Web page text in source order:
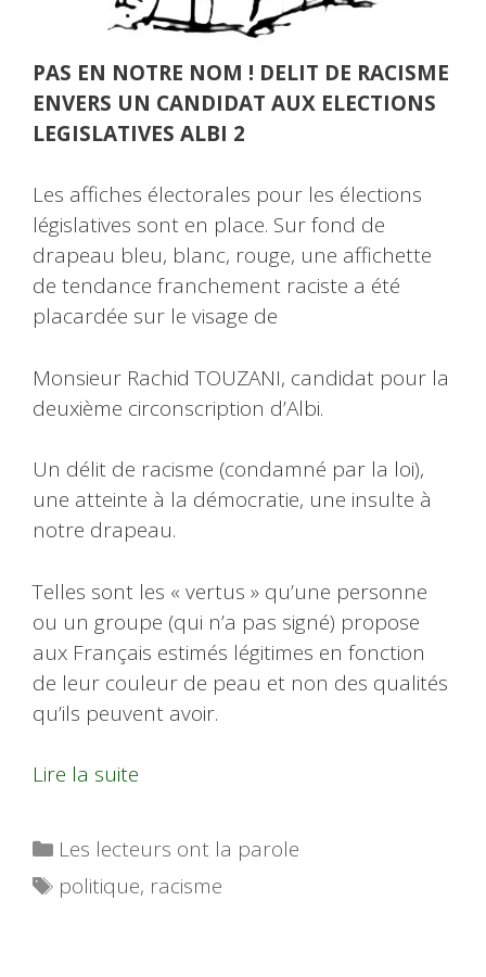
PAS EN NOTRE NOM ! DELIT DE RACISME
ENVERS UN CANDIDAT AUX ELECTIONS
LEGISLATIVES ALBI 2
Les affiches électorales pour les élections
législatives sont en place. Sur fond de
drapeau bleu, blanc, rouge, une affichette
de tendance franchement raciste a été
placardée sur le visage de
Monsieur Rachid TOUZANI, candidat pour la
deuxième circonscription d’Albi.
Un délit de racisme (condamné par la loi),
une atteinte à la démocratie, une insulte à
notre drapeau.
Telles sont les « vertus » qu’une personne
ou un groupe (qui n’a pas signé) propose
aux Français estimés légitimes en fonction
de leur couleur de peau et non des qualités
qu’ils peuvent avoir.
Lire la suite
Catégories
Les lecteurs ont la parole
Étiquettes
politique, racisme